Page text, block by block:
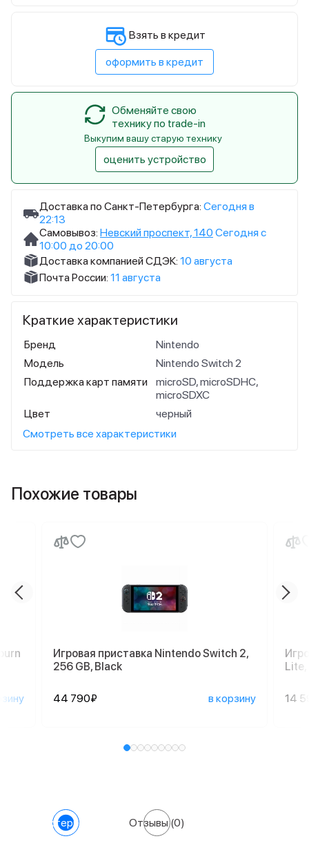
Доставка по Санкт-Петербурга: Сегодня в
22:13
Самовывоз: Невский проспект, 140 Сегодня с
10:00 до 20:00
Доставка компанией СДЭК: 10 августа
Почта России: 11 августа
Краткие характеристики
Бренд
Nintendo
Модель
Nintendo Switch 2
Поддержка карт памяти
microSD, microSDHC,
microSDXC
Цвет
черный
Смотреть все характеристики
Взять в кредит
оформить в кредит
Обменяйте свою
технику по trade-in
Выкупим вашу старую технику
оценить устройство
Похожие товары
Игровая приставка Nintendo Switch 2,
256 GB, Black
44 790₽ в корзину
Lite,
14
Характеристики Отзывы(0)